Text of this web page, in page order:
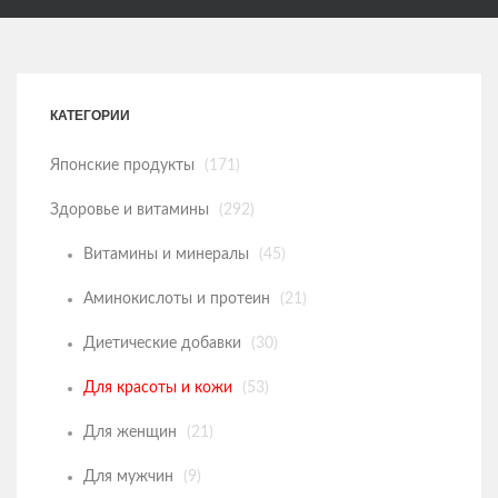
ГЛАВНАЯ
Японские продукты
Здоровье и витамины
Уход за волосами
Уход за полостью рта
ОБРАТНАЯ СВЯЗЬ
КАТЕГОРИИ
Японские продукты (171)
Здоровье и витамины (292)
Витамины и минералы (45)
Аминокислоты и протеин (21)
Диетические добавки (30)
Для красоты и кожи (53)
Для женщин (21)
Для мужчин (9)